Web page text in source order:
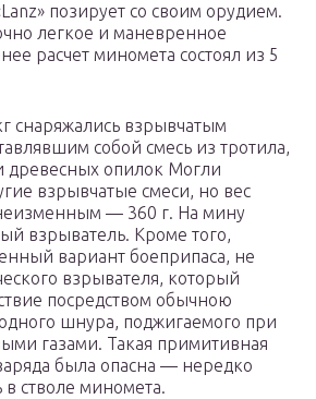
позирует со своим орудием.
легкое и маневренное
расчет миномета состоял из 5
снаряжались взрывчатым
собой смесь из тротила,
древесных опилок Могли
взрывчатые смеси, но вес
неизменным — 360 г. На мину
взрыватель. Кроме того,
вариант боеприпаса, не
взрывателя, который
посредством обычною
шнура, поджигаемого при
газами. Такая примитивная
была опасна — нередко
стволе миномета.